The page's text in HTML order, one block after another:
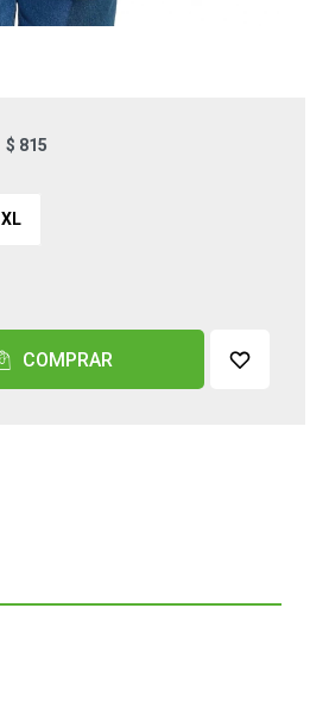
$ 815
XL
COMPRAR